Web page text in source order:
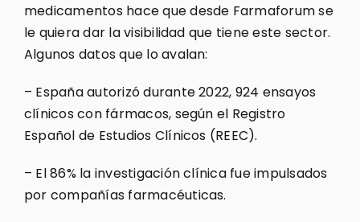
medicamentos hace que desde Farmaforum se
le quiera dar la visibilidad que tiene este sector.
Algunos datos que lo avalan:
– España autorizó durante 2022, 924 ensayos
clínicos con fármacos, según el Registro
Español de Estudios Clínicos (REEC).
– El 86% la investigación clínica fue impulsados
por compañías farmacéuticas.